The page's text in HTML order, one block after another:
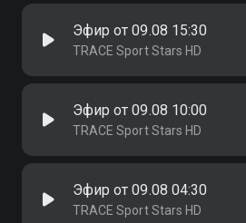
Эфир от 09.08 15:30
TRACE Sport Stars HD
Эфир от 09.08 10:00
TRACE Sport Stars HD
Эфир от 09.08 04:30
TRACE Sport Stars HD